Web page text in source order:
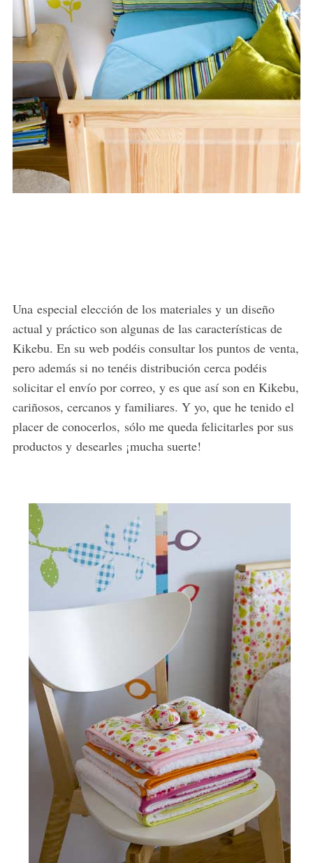
Una especial elección de los materiales y un diseño
actual y práctico son algunas de las características de
Kikebu. En su web podéis consultar los puntos de venta,
pero además si no tenéis distribución cerca podéis
solicitar el envío por correo, y es que así son en Kikebu,
cariñosos, cercanos y familiares. Y yo, que he tenido el
placer de conocerlos, sólo me queda felicitarles por sus
productos y desearles ¡mucha suerte!